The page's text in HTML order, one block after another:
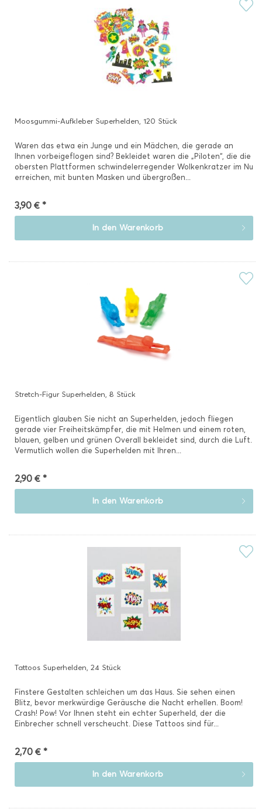
Moosgummi-Aufkleber Superhelden, 120 Stück
Waren das etwa ein Junge und ein Mädchen, die gerade an
Ihnen vorbeigeflogen sind? Bekleidet waren die „Piloten“, die die
obersten Plattformen schwindelerregender Wolkenkratzer im Nu
erreichen, mit bunten Masken und übergroßen...
3,90 € *
In den Warenkorb
Stretch-Figur Superhelden, 8 Stück
Eigentlich glauben Sie nicht an Superhelden, jedoch fliegen
gerade vier Freiheitskämpfer, die mit Helmen und einem roten,
blauen, gelben und grünen Overall bekleidet sind, durch die Luft.
Vermutlich wollen die Superhelden mit Ihren...
2,90 € *
In den Warenkorb
Tattoos Superhelden, 24 Stück
Finstere Gestalten schleichen um das Haus. Sie sehen einen
Blitz, bevor merkwürdige Geräusche die Nacht erhellen. Boom!
Crash! Pow! Vor Ihnen steht ein echter Superheld, der die
Einbrecher schnell verscheucht. Diese Tattoos sind für...
2,70 € *
In den Warenkorb